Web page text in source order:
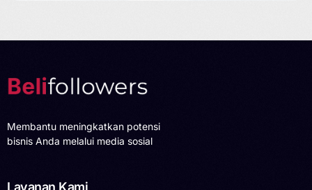
Membantu meningkatkan potensi
bisnis Anda melalui media sosial
Layanan Kami